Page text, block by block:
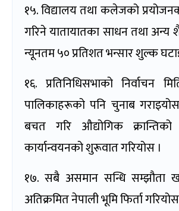
१५. विद्यालय तथा कलेजको
गरिने यातायातका साधन तथा अन्य
न्यूनतम ५० प्रतिशत भन्सार शुल्क
१६. प्रतिनिधिसभाको निर्वाचन
पालिकाहरूको पनि चुनाब
बचत गरि औद्योगिक
कार्यान्वयनको शुरूवात गरियोस ।
१७. सबै असमान सन्धि सम्झौता
अतिक्रमित नेपाली भूमि फिर्ता